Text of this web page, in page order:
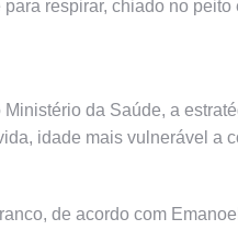
respirar, chiado no
Ministério da Saúde, a
idade mais vulnerável a
de acordo com